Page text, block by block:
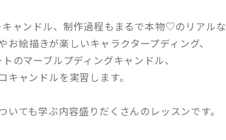
ャンドル、制作過程もまるで本物♡のリアルな
絵描きが楽しいキャラクタープディング、
のマーブルプディングキャンドル、
ャンドルを実習します。
ても学ぶ内容盛りだくさんのレッスンです。